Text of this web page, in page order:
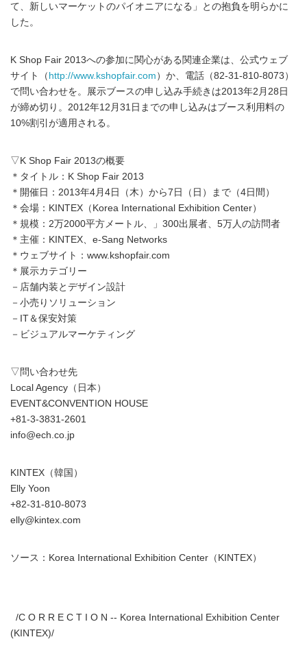
て、新しいマーケットのパイオニアになる」との抱負を明らかに
した。
K Shop Fair 2013への参加に関心がある関連企業は、公式ウェブ
サイト（ http://www.kshopfair.com ）か、電話（82-31-810-8073）
で問い合わせを。展示ブースの申し込み手続きは2013年2月28日
が締め切り。2012年12月31日までの申し込みはブース利用料の
10%割引が適用される。
▽K Shop Fair 2013の概要
＊タイトル：K Shop Fair 2013
＊開催日：2013年4月4日（木）から7日（日）まで（4日間）
＊会場：KINTEX（Korea International Exhibition Center）
＊規模：2万2000平方メートル、」300出展者、5万人の訪問者
＊主催：KINTEX、e-Sang Networks
＊ウェブサイト：www.kshopfair.com
＊展示カテゴリー
－店舗内装とデザイン設計
－小売りソリューション
－IT＆保安対策
－ビジュアルマーケティング
▽問い合わせ先
Local Agency（日本）
EVENT&CONVENTION HOUSE
+81-3-3831-2601
info@ech.co.jp
KINTEX（韓国）
Elly Yoon
+82-31-810-8073
elly@kintex.com
ソース：Korea International Exhibition Center（KINTEX）
/C O R R E C T I O N -- Korea International Exhibition Center
(KINTEX)/